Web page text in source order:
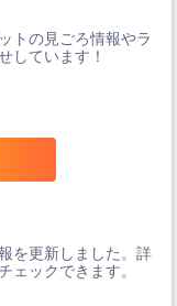
トの見ごろ情報やラ
しています！
を更新しました。詳
ェックできます。